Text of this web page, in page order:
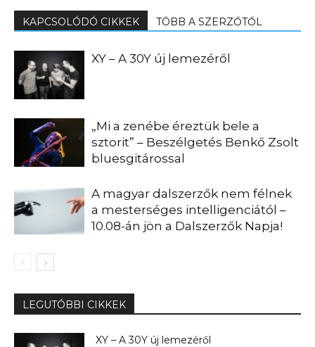
KAPCSOLÓDÓ CIKKEK TÖBB A SZERZŐTŐL
XY – A 30Y új lemezéről
„Mi a zenébe éreztük bele a
sztorit” – Beszélgetés Benkő Zsolt
bluesgitárossal
A magyar dalszerzők nem félnek
a mesterséges intelligenciától –
10.08-án jön a Dalszerzők Napja!
LEGUTÓBBI CIKKEK
XY – A 30Y új lemezéről